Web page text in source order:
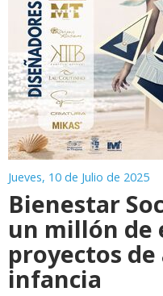
Jueves, 10 de Julio de 2025
Bienestar
un millón de
proyectos
infancia